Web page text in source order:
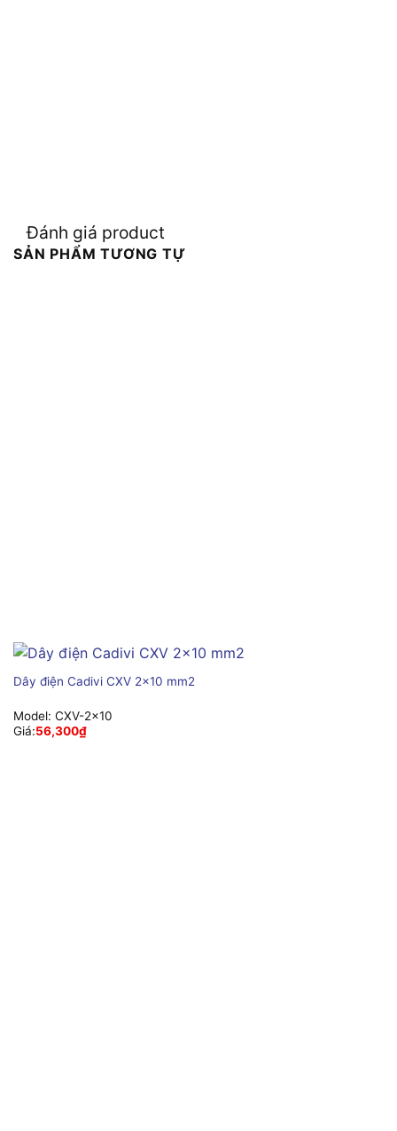
Đánh giá product
SẢN PHẨM TƯƠNG TỰ
Dây điện Cadivi CXV 2×10 mm2
Model: CXV-2×10
Giá:56,300₫